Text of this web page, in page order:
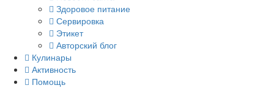
Здоровое питание
Сервировка
Этикет
Авторский блог
Кулинары
Активность
Помощь